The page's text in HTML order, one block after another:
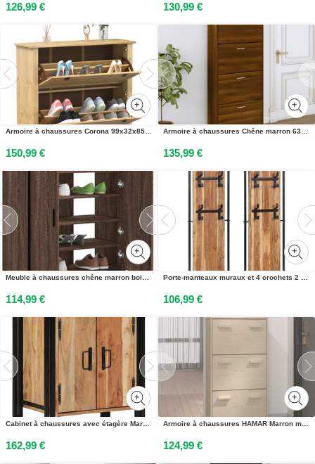
126,99 € 130,99 €
Armoire à chaussures Corona 99x32x85 cm bois de pin massif
150,99 €
Armoire à chaussures Chêne marron 63x24x147cm Bois dingénierie
135,99 €
Meuble à chaussures chêne marron bois dingénierie et métal
114,99 €
Porte-manteaux muraux et 4 crochets 2 pcs bois massif dacacia
106,99 €
Cabinet à chaussures avec étagère Marron Bois dacacia massif
162,99 €
Armoire à chaussures HAMAR Marron miel 59,5x35x117cm Pin massif
124,99 €